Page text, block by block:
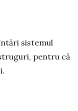
sistemul
pentru că